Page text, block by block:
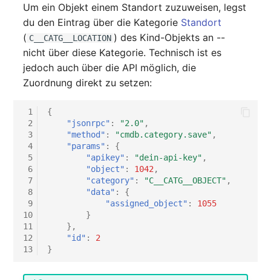
Virtueller Client
Virtueller Host
Virtueller Server
VoIP-Telefon
VRRP
VRRP/HSRP Cluster
WAN-Leitung
Wireless Access Point
Um ein Objekt einem Standort zuzuweisen, legst
du den Eintrag über die Kategorie Standort
( C__CATG__LOCATION ) des Kind-Objekts an --
nicht über diese Kategorie. Technisch ist es
jedoch auch über die API möglich, die
Zuordnung direkt zu setzen:
1
2
3
4
5
6
7
8
9
10
11
12
13
{
"jsonrpc" : "2.0" ,
"method" : "cmdb.category.save" ,
"params" :
{
"apikey" : "dein-api-key" ,
"object" : 1042,
"category" : "C__CATG__OBJECT" ,
"data" :
{
"assigned_object" :
1055
}
},
"id" :
2
}